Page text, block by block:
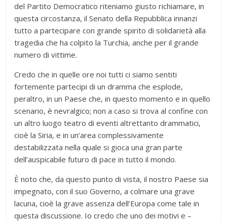
del Partito Democratico riteniamo giusto richiamare, in
questa circostanza, il Senato della Repubblica innanzi
tutto a partecipare con grande spirito di solidarietà alla
tragedia che ha colpito la Turchia, anche per il grande
numero di vittime.
Credo che in quelle ore noi tutti ci siamo sentiti
fortemente partecipi di un dramma che esplode,
peraltro, in un Paese che, in questo momento e in quello
scenario, è nevralgico; non a caso si trova al confine con
un altro luogo teatro di eventi altrettanto drammatici,
cioè la Siria, e in un’area complessivamente
destabilizzata nella quale si gioca una gran parte
dell’auspicabile futuro di pace in tutto il mondo.
È noto che, da questo punto di vista, il nostro Paese sia
impegnato, con il suo Governo, a colmare una grave
lacuna, cioè la grave assenza dell’Europa come tale in
questa discussione. Io credo che uno dei motivi e –